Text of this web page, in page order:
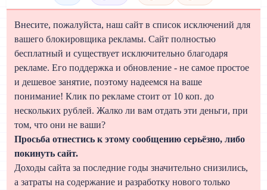
Внесите, пожалуйста, наш сайт в список исключений для
вашего блокировщика рекламы. Сайт полностью
бесплатный и существует исключительно благодаря
рекламе. Его поддержка и обновление - не самое простое
и дешевое занятие, поэтому надеемся на ваше
понимание! Клик по рекламе стоит от 10 коп. до
нескольких рублей. Жалко ли вам отдать эти деньги, при
том, что они не ваши?
Просьба отнестись к этому сообщению серьёзно, либо
покинуть сайт.
Доходы сайта за последние годы значительно снизились,
а затраты на содержание и разработку нового только